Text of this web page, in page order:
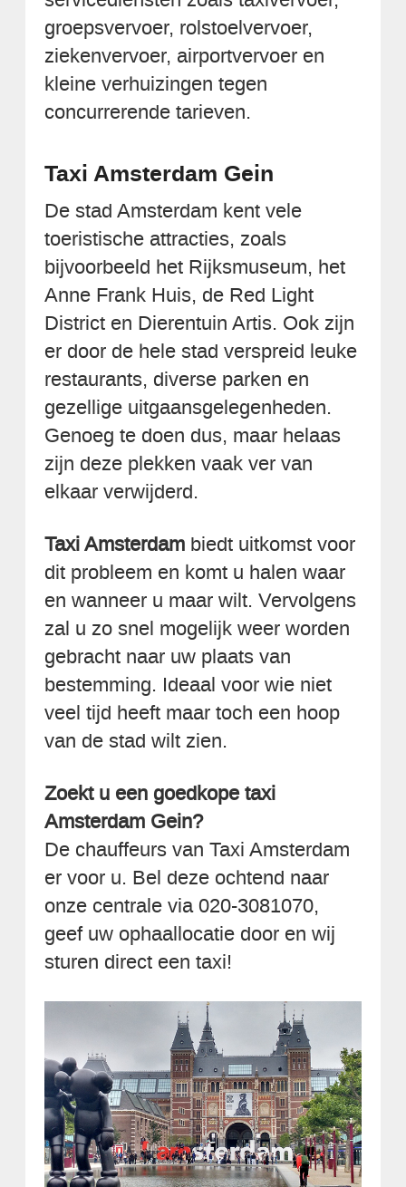
groepsvervoer, rolstoelvervoer,
ziekenvervoer, airportvervoer en
kleine verhuizingen tegen
concurrerende tarieven.
Taxi Amsterdam Gein
De stad Amsterdam kent vele
toeristische attracties, zoals
bijvoorbeeld het Rijksmuseum, het
Anne Frank Huis, de Red Light
District en Dierentuin Artis. Ook zijn
er door de hele stad verspreid leuke
restaurants, diverse parken en
gezellige uitgaansgelegenheden.
Genoeg te doen dus, maar helaas
zijn deze plekken vaak ver van
elkaar verwijderd.
Taxi Amsterdam biedt uitkomst voor
dit probleem en komt u halen waar
en wanneer u maar wilt. Vervolgens
zal u zo snel mogelijk weer worden
gebracht naar uw plaats van
bestemming. Ideaal voor wie niet
veel tijd heeft maar toch een hoop
van de stad wilt zien.
Zoekt u een goedkope taxi
Amsterdam Gein?
De chauffeurs van Taxi Amsterdam
er voor u. Bel deze ochtend naar
onze centrale via 020-3081070,
geef uw ophaallocatie door en wij
sturen direct een taxi!